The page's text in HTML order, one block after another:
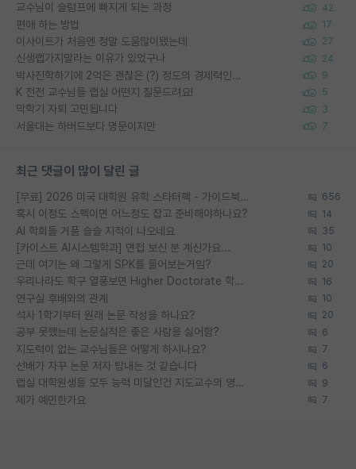
교수님이 슬럼프에 빠지게 되는 과정 42
편애 하는 방법 17
이사이트가 처음엔 정말 도움많이됐는데 27
신생랩가지말라는 이유가 있었구나 24
박사진학하기에 2억은 괜찮은 (?) 정도의 경제력인가요 9
K 전전 교수님들 랩실 어떤지 질문드려요! 5
막학기 자퇴 고민됩니다 3
서울대는 하버드보다 명문이지만 7
최근 댓글이 많이 달린 글
[무료] 2026 미국 대학원 유학 스타터팩 - 가이드북 & 합격자 컨택메일 템플릿 656
혹시 이정도 스펙이면 어느정도 잡고 준비해야하나요? 14
AI 학회들 거품 슬슬 지적이 나오네요 35
[카이스트 AI시스템학과] 면접 보신 분 계신가요... 10
근데 여기는 왜 그렇게 SPK를 물어보는거임? 20
우리나라도 학구 열풍보면 Higher Doctorate 학위가 필요하다고 봅니다. 16
연구실 후배와의 관계 10
석사 1학기부터 원래 논문 작성을 하나요? 20
공부 못했는데 논문실적은 좋은 사람을 싫어함? 6
지도력이 없는 교수님들은 어떻게 하시나요? 7
선배가 자꾸 논문 저자 탐내는 것 같습니다 6
랩실 대학원생들 모두 능력 미달인건 지도교수의 영향 아닌가? 9
제가 예민한가요 7